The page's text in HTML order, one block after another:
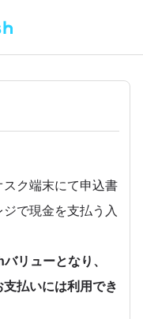
ク端末にて申込書
ジで現金を支払う入
リューとなり、
払いには利用でき